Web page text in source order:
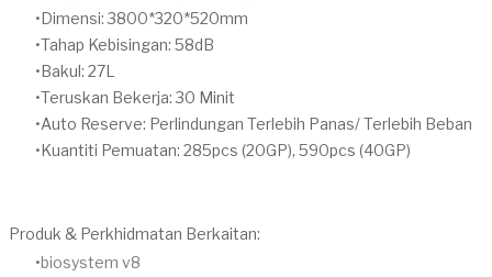
Dimensi: 3800*320*520mm
Tahap Kebisingan: 58dB
Bakul: 27L
Teruskan Bekerja: 30 Minit
Auto Reserve: Perlindungan Terlebih Panas/ Terlebih Beban
Kuantiti Pemuatan: 285pcs (20GP), 590pcs (40GP)
Produk & Perkhidmatan Berkaitan:
biosystem v8